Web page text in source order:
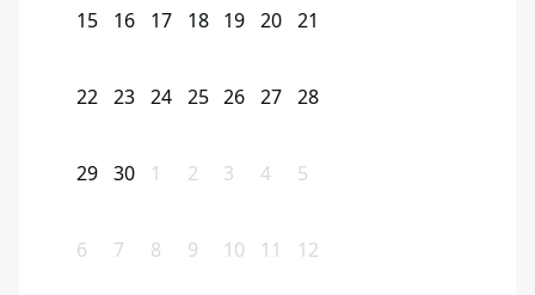
15 16 17 18 19 20 21
22 23 24 25 26 27 28
29 30 1 2 3 4 5
6 7 8 9 10 11 12